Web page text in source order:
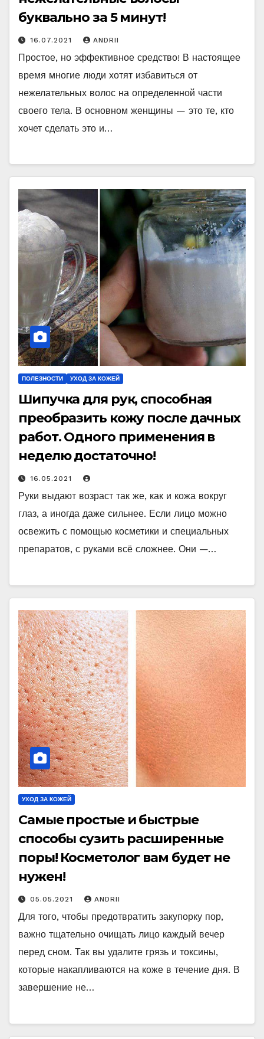
буквально за 5 минут!
16.07.2021 ANDRII
Простое, но эффективное средство! В настоящее
время многие люди хотят избавиться от
нежелательных волос на определенной части
своего тела. В основном женщины — это те, кто
хочет сделать это и…
ПОЛЕЗНОСТИ УХОД ЗА КОЖЕЙ
Шипучка для рук, способная
преобразить кожу после дачных
работ. Одного применения в
неделю достаточно!
16.05.2021
Руки выдают возраст так же, как и кожа вокруг
глаз, а иногда даже сильнее. Если лицо можно
освежить с помощью косметики и специальных
препаратов, с руками всё сложнее. Они —…
УХОД ЗА КОЖЕЙ
Самые простые и быстрые
способы сузить расширенные
поры! Косметолог вам будет не
нужен!
05.05.2021 ANDRII
Для того, чтобы предотвратить закупорку пор,
важно тщательно очищать лицо каждый вечер
перед сном. Так вы удалите грязь и токсины,
которые накапливаются на коже в течение дня. В
завершение не…